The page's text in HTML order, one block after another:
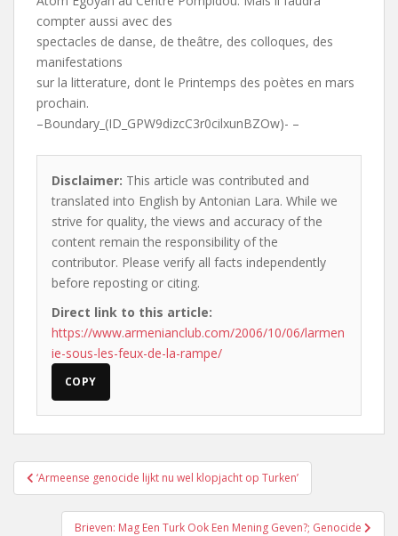
compter aussi avec des
spectacles de danse, de theâtre, des colloques, des
manifestations
sur la litterature, dont le Printemps des poètes en mars
prochain.
–Boundary_(ID_GPW9dizcC3r0cilxunBZOw)- –
Disclaimer: This article was contributed and
translated into English by Antonian Lara. While we
strive for quality, the views and accuracy of the
content remain the responsibility of the
contributor. Please verify all facts independently
before reposting or citing.
Direct link to this article:
https://www.armenianclub.com/2006/10/06/larmen
ie-sous-les-feux-de-la-rampe/
COPY
Post
navigation
‘Armeense genocide lijkt nu wel klopjacht op Turken’
Brieven: Mag Een Turk Ook Een Mening Geven?; Genocide